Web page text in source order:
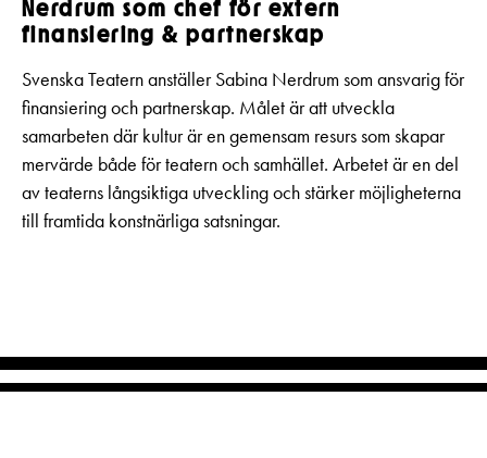
Nerdrum som chef för extern
finansiering & partnerskap
Svenska Teatern anställer Sabina Nerdrum som ansvarig för
finansiering och partnerskap. Målet är att utveckla
samarbeten där kultur är en gemensam resurs som skapar
mervärde både för teatern och samhället. Arbetet är en del
av teaterns långsiktiga utveckling och stärker möjligheterna
till framtida konstnärliga satsningar.